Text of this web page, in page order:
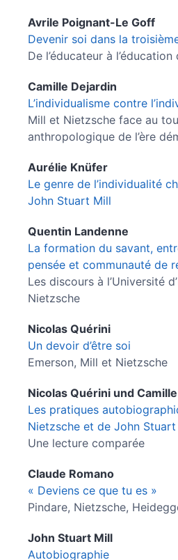
Avrile Poignant-Le Goff
Devenir soi dans la
De l’éducateur à l’éducation
Camille Dejardin
L’individualisme contre
Mill et Nietzsche face au
anthropologique de l’ère
Aurélie Knüfer
Le genre de l’individualité
John Stuart Mill
Quentin Landenne
La formation du savant,
pensée et communauté de
Les discours à l’Université
Nietzsche
Nicolas Quérini
Un devoir d’être soi
Emerson, Mill et Nietzsche
Nicolas Quérini und Camille
Les pratiques
Nietzsche et de John
Une lecture comparée
Claude Romano
« Deviens ce que tu es »
Pindare, Nietzsche,
John Stuart Mill
Autobiographie